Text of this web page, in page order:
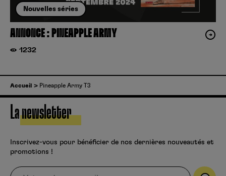
Nouvelles séries
ANNONCE : PINEAPPLE ARMY
1232
Accueil Pineapple Army T3
La newsletter
Inscrivez-vous pour bénéficier de nos dernières nouveautés et
promotions !